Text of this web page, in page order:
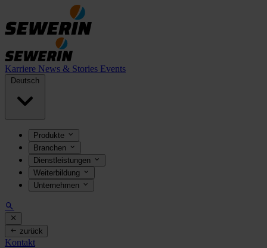
Karriere News & Stories Events
Deutsch
Produkte
Branchen
Dienstleistungen
Weiterbildung
Unternehmen
zurück
Kontakt